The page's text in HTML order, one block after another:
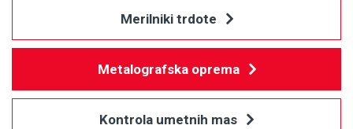
Merilniki trdote
Metalografska oprema
Kontrola umetnih mas